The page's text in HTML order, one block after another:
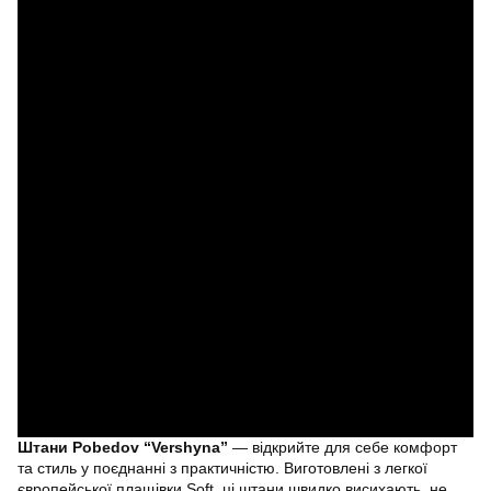
Штани Pobedov “Vershyna” — відкрийте для себе комфорт
та стиль у поєднанні з практичністю. Виготовлені з легкої